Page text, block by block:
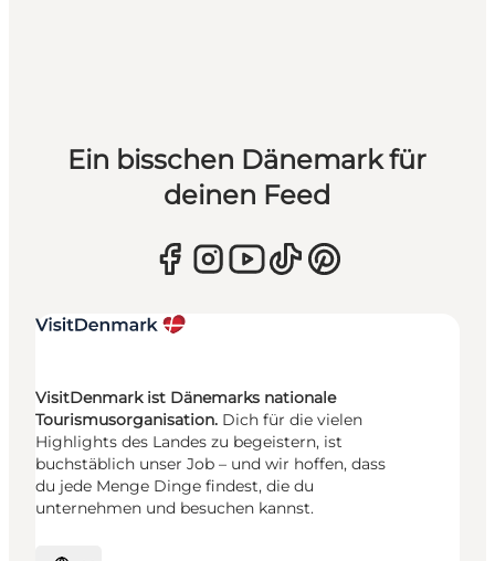
Ein bisschen Dänemark für
deinen Feed
VisitDenmark ist Dänemarks nationale
Tourismusorganisation. Dich für die vielen
Highlights des Landes zu begeistern, ist
buchstäblich unser Job – und wir hoffen, dass
du jede Menge Dinge findest, die du
unternehmen und besuchen kannst.